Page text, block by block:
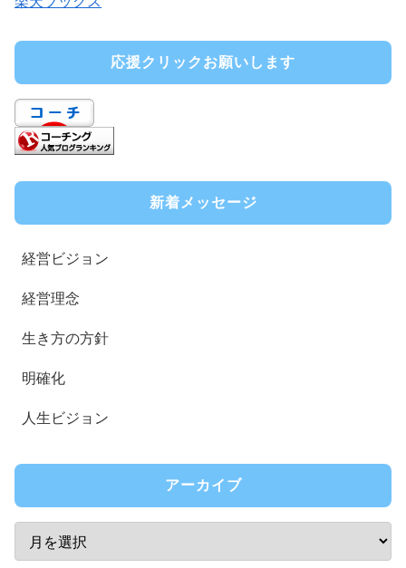
応援クリックお願いします
新着メッセージ
経営ビジョン
経営理念
生き方の方針
明確化
人生ビジョン
アーカイブ